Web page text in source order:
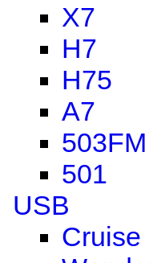
X7
H7
H75
A7
503FM
501
USB
Cruise